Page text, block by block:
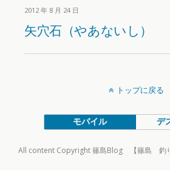
2012 年 8 月 24 日
矢穴石（やあないし）
トップに戻る
モバイル デ
All content Copyright 篠島Blog 【篠島 釣り